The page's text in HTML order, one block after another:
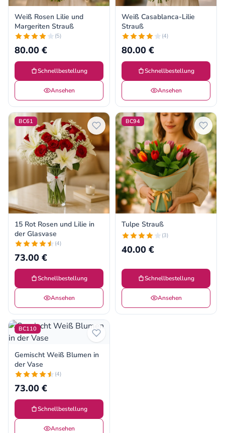
Weiß Rosen Lilie und
Margeriten Strauß
(5)
80.00 €
Schnellbestellung
Ansehen
Weiß Casablanca-Lilie
Strauß
(4)
80.00 €
Schnellbestellung
Ansehen
BC61
15 Rot Rosen und Lilie in
der Glasvase
(4)
73.00 €
Schnellbestellung
Ansehen
BC94
Tulpe Strauß
(3)
40.00 €
Schnellbestellung
Ansehen
BC110
Gemischt Weiß Blumen in
der Vase
(4)
73.00 €
Schnellbestellung
Ansehen